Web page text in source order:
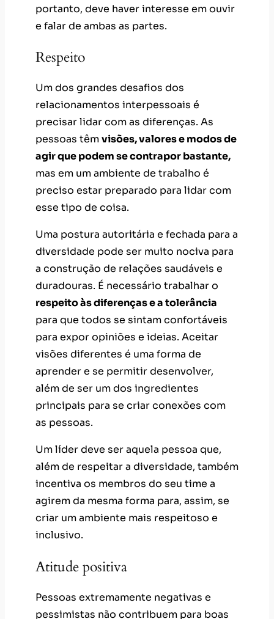
portanto, deve haver interesse em ouvir
e falar de ambas as partes.
Respeito
Um dos grandes desafios dos
relacionamentos interpessoais é
precisar lidar com as diferenças. As
pessoas têmvisões, valores e modos de
agir que podem se contrapor bastante,
mas em um ambiente de trabalho é
preciso estar preparado para lidar com
esse tipo de coisa.
Uma postura autoritária e fechada para a
diversidade pode ser muito nociva para
a construção de relações saudáveis e
duradouras. É necessário trabalhar o
respeito às diferenças e a tolerância
para que todos se sintam confortáveis
para expor opiniões e ideias. Aceitar
visões diferentes é uma forma de
aprender e se permitir desenvolver,
além de ser um dos ingredientes
principais para se criar conexões com
as pessoas.
Um líder deve ser aquela pessoa que,
além de respeitar a diversidade, também
incentiva os membros do seu time a
agirem da mesma forma para, assim, se
criar um ambiente mais respeitoso e
inclusivo.
Atitude positiva
Pessoas extremamente negativas e
pessimistas não contribuem para boas